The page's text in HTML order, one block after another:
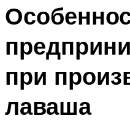
при
лаваша